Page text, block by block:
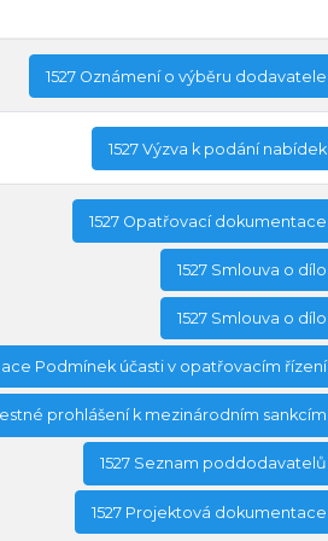
1527 Oznámení o výběru dodavatele
1527 Výzva k podání nabídek
1527 Opatřovací dokumentace
1527 Smlouva o dílo
1527 Smlouva o dílo
Podmínek účasti v opatřovacím řízení
prohlášení k mezinárodním sankcím
1527 Seznam poddodavatelů
1527 Projektová dokumentace